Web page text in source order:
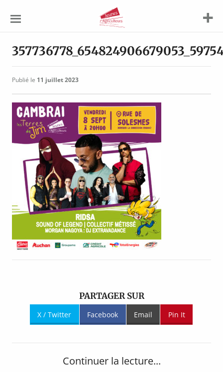
Agriculteurs
Publié le 11 juillet 2023
PARTAGER SUR
X / Twitter Facebook Email Pin It
Continuer la lecture...